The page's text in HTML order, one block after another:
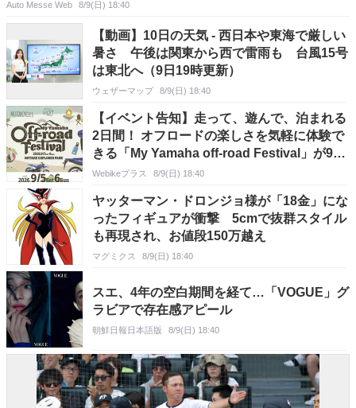
Auto Messe Web 8/9(日) 18:40
【動画】10日の天気 - 西日本や東海で厳しい
暑さ 午後は関東から西で雷雨も 台風15号
は東北へ（9日19時更新）
ウェザーマップ 8/9(日) 18:40
【イベント告知】走って、遊んで、泊まれる
2日間！ オフロードの楽しさを気軽に体験で
きる「My Yamaha off-road Festival」が9月
5〜6日に開催
Webikeプラス 8/9(日) 18:40
ヤッターマン・ドロンジョ様が「18金」にな
ったフィギュアが衝撃 5cmで抜群スタイル
も再現され、お値段150万越え
マグミクス 8/9(日) 18:40
スエ、4年の空白期間を経て…「VOGUE」グ
ラビアで存在感アピール
朝鮮日報日本語版 8/9(日) 18:40